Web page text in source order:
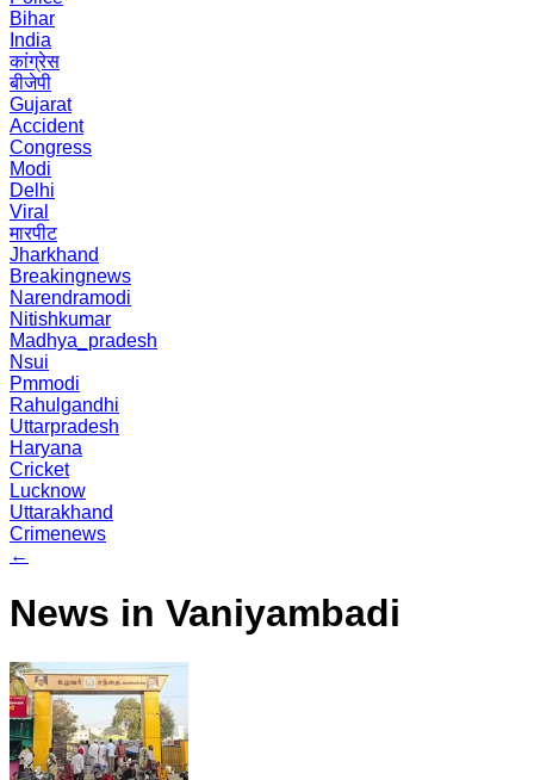
Bihar
India
कांग्रेस
बीजेपी
Gujarat
Accident
Congress
Modi
Delhi
Viral
मारपीट
Jharkhand
Breakingnews
Narendramodi
Nitishkumar
Madhya_pradesh
Nsui
Pmmodi
Rahulgandhi
Uttarpradesh
Haryana
Cricket
Lucknow
Uttarakhand
Crimenews
←
News in Vaniyambadi